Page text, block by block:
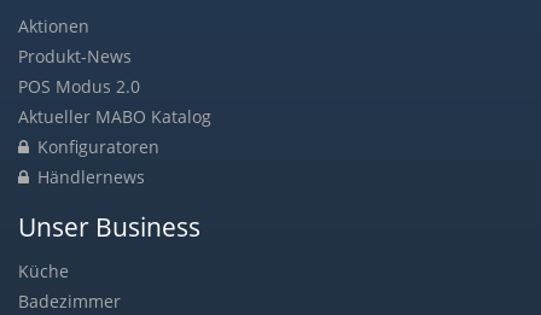
Aktionen
Produkt-News
POS Modus 2.0
Aktueller MABO Katalog
Konfiguratoren
Händlernews
Unser Business
Küche
Badezimmer